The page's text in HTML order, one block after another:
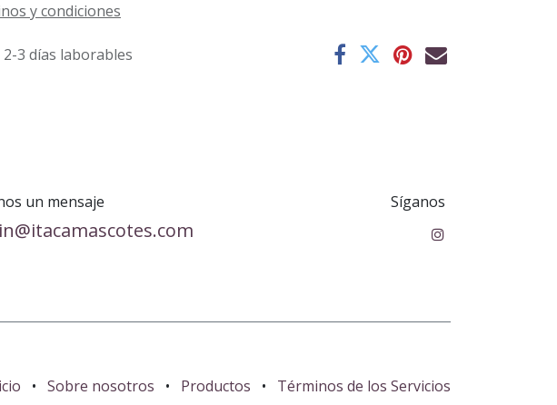
y condiciones
2-3 días laborables
un mensaje Síganos
• Sobre nosotros • Productos • Términos de los Servicios